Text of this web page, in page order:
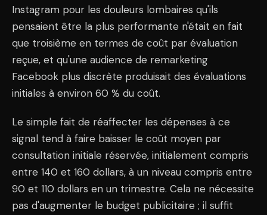
Instagram pour les douleurs lombaires qu'ils
pensaient être la plus performante n'était en fait
que troisième en termes de coût par évaluation
reçue, et qu'une audience de remarketing
Facebook plus discrète produisait des évaluations
initiales à environ 60 % du coût.
Le simple fait de réaffecter les dépenses à ce
signal tend à faire baisser le coût moyen par
consultation initiale réservée, initialement compris
entre 140 et 160 dollars, à un niveau compris entre
90 et 110 dollars en un trimestre. Cela ne nécessite
pas d'augmenter le budget publicitaire ; il suffit